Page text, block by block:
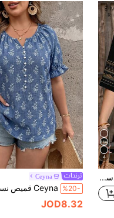
4
EMERY ROSE قميص بطباعة هندسية بسيطة وعصرية مناسب للمقاسات الكبيرة، مناسب للصيف Ceyna
%20-
JOD8.32